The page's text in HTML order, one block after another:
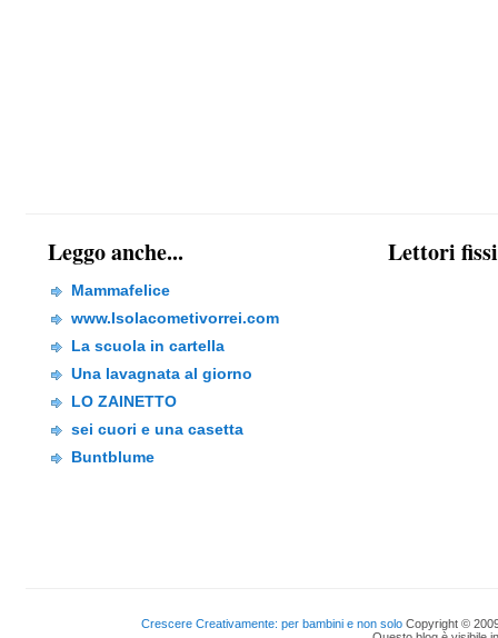
Leggo anche...
Mammafelice
www.Isolacometivorrei.com
La scuola in cartella
Una lavagnata al giorno
LO ZAINETTO
sei cuori e una casetta
Buntblume
Lettori fissi
Crescere Creativamente: per bambini e non solo Copyright ©